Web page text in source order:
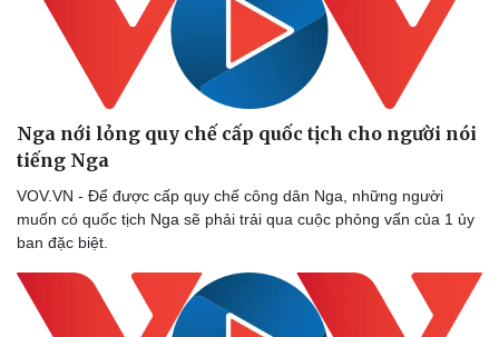
Nga nới lỏng quy chế cấp quốc tịch cho người nói
tiếng Nga
VOV.VN - Để được cấp quy chế công dân Nga, những người
muốn có quốc tịch Nga sẽ phải trải qua cuộc phỏng vấn của 1 ủy
ban đặc biệt.